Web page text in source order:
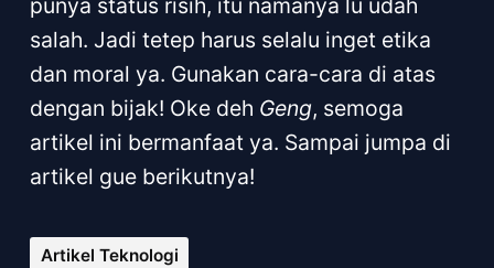
punya status risih, itu namanya lu udah
salah. Jadi tetep harus selalu inget etika
dan moral ya. Gunakan cara-cara di atas
dengan bijak! Oke deh Geng, semoga
artikel ini bermanfaat ya. Sampai jumpa di
artikel gue berikutnya!
Artikel Teknologi